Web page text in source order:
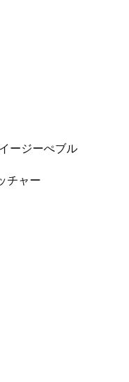
ージーぺブル
チャー